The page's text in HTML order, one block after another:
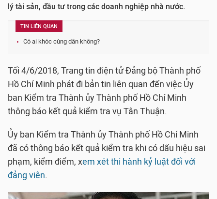
lý tài sản, đầu tư trong các doanh nghiệp nhà nước.
TIN LIÊN QUAN
Có ai khóc cùng dân không?
Tối 4/6/2018, Trang tin điện tử Đảng bộ Thành phố
Hồ Chí Minh phát đi bản tin liên quan đến việc Ủy
ban Kiểm tra Thành ủy Thành phố Hồ Chí Minh
thông báo kết quả kiểm tra vụ Tân Thuận.
Ủy ban Kiểm tra Thành ủy Thành phố Hồ Chí Minh
đã có thông báo kết quả kiểm tra khi có dấu hiệu sai
phạm, kiểm điểm, xem xét thi hành kỷ luật đối với
đảng viên.